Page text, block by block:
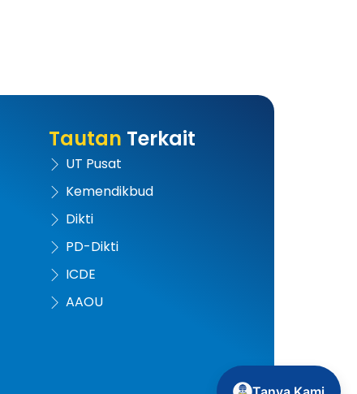
Tautan Terkait
UT Pusat
Kemendikbud
Dikti
PD-Dikti
ICDE
AAOU